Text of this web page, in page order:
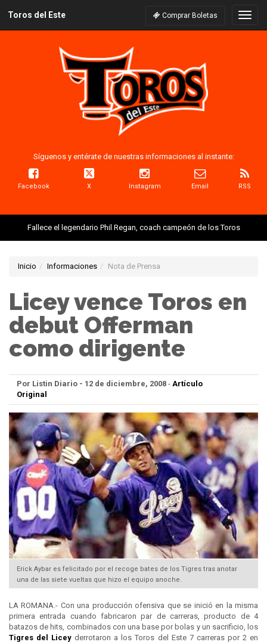
Toros del Este Comprar Boletas
Síguenos y entérate de nuestras informaciones al instante:
Facebook X Instagram Email RSS
Fallece el legendario Phil Regan, coach campeón de los Toros
Inicio Informaciones Nota de Prensa
Licey vence Toros en
debut Offerman
como dirigente
Por Listin Diario - 12 de diciembre, 2008 - Artículo
Original
Erick Aybar es felicitado por el recoge bates de los Tigres tras anotar
una de las siete vueltas que hizo el equipo anoche.
LA ROMANA.- Con una producción ofensiva que se inició en la misma
primera entrada cuando fabricaron par de carreras, producto de 4
batazos de hits, combinados con una base por bolas y un sacrificio, los
Tigres del Licey derrotaron a los Toros del Este 7 carreras por 2 en